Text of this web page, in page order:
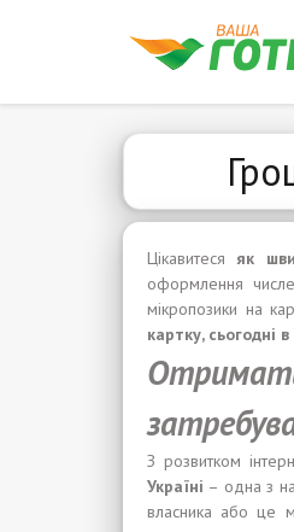
Цікавитеся як
оформлення
мікропозики на
картку, сьогодні в
З розвитком
Україні – одна з
власника або це